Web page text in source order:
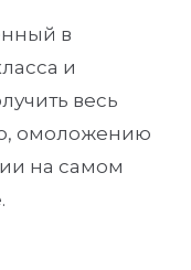
в
и
весь
омоложению
на самом